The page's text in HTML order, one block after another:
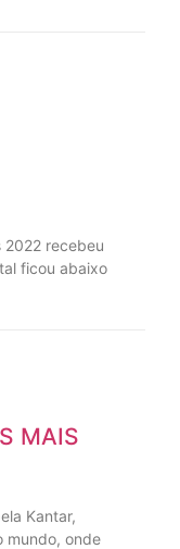
2022 recebeu
ficou abaixo
MAIS
Kantar,
mundo, onde